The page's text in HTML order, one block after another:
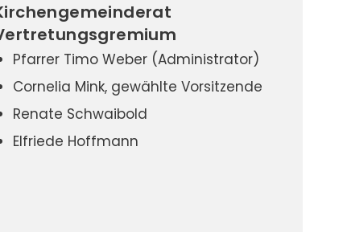
Pfarrer Timo Weber (Administrator)
Cornelia Mink, gewählte Vorsitzende
Renate Schwaibold
Elfriede Hoffmann